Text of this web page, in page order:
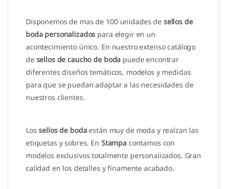
Disponemos de mas de 100 unidades de sellos de
boda personalizados para elegir en un
acontecimiento único. En nuestro extenso catálogo
de sellos de caucho de boda puede encontrar
diferentes diseños temáticos, modelos y medidas
para que se puedan adaptar a las necesidades de
nuestros clientes.
Lossellos de bodaestán muy de moda y realzan las
etiquetas y sobres. En Stampacontamos con
modelos exclusivos totalmente personalizados. Gran
calidad en los detalles y finamente acabado.